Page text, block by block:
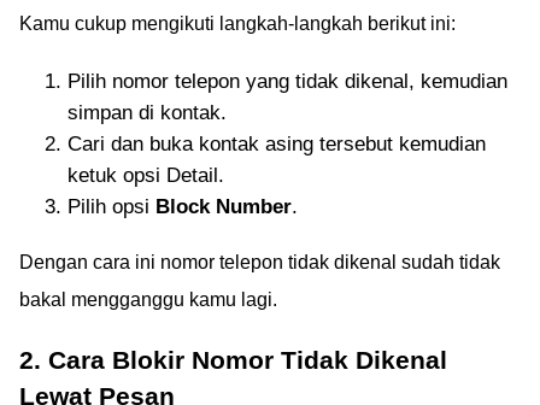
Kamu cukup mengikuti langkah-langkah berikut ini:
Pilih nomor telepon yang tidak dikenal, kemudian
simpan di kontak.
Cari dan buka kontak asing tersebut kemudian
ketuk opsi Detail.
Pilih opsi Block Number.
Dengan cara ini nomor telepon tidak dikenal sudah tidak
bakal mengganggu kamu lagi.
2. Cara Blokir Nomor Tidak Dikenal
Lewat Pesan